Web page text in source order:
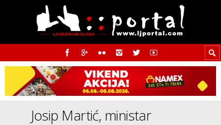
Josip Martić, ministar